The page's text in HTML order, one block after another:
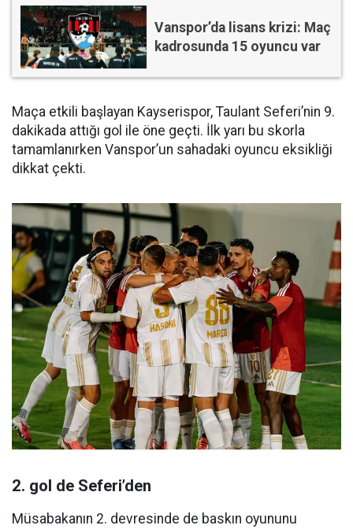
Vanspor’da lisans krizi: Maç
kadrosunda 15 oyuncu var
Maça etkili başlayan Kayserispor, Taulant Seferi’nin 9.
dakikada attığı gol ile öne geçti. İlk yarı bu skorla
tamamlanırken Vanspor’un sahadaki oyuncu eksikliği
dikkat çekti.
2. gol de Seferi’den
Müsabakanın 2. devresinde de baskın oyununu